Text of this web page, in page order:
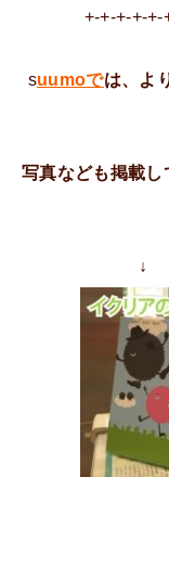
+-+-+-+-+-
suumoでは、よ
写真なども掲載し